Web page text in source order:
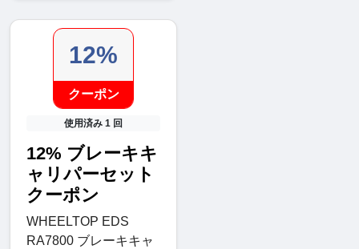
12%
クーポン
使用済み 1 回
12% ブレーキキ
ャリパーセット
クーポン
WHEELTOP EDS
RA7800 ブレーキキャ